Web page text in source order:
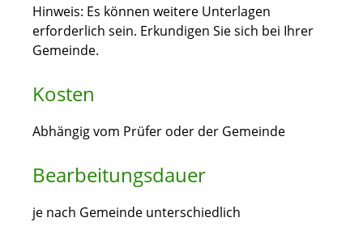
Hinweis: Es können weitere Unterlagen
erforderlich sein. Erkundigen Sie sich bei Ihrer
Gemeinde.
Kosten
Abhängig vom Prüfer oder der Gemeinde
Bearbeitungsdauer
je nach Gemeinde unterschiedlich